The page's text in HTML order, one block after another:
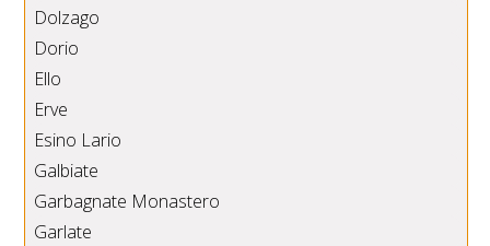
Dolzago
Dorio
Ello
Erve
Esino Lario
Galbiate
Garbagnate Monastero
Garlate